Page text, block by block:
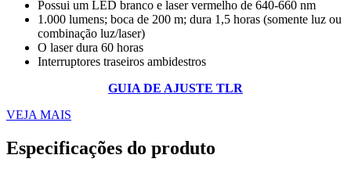
Possui um LED branco e laser vermelho de 640-660 nm
1.000 lumens; boca de 200 m; dura 1,5 horas (somente luz ou
combinação luz/laser)
O laser dura 60 horas
Interruptores traseiros ambidestros
GUIA DE AJUSTE TLR
VEJA MAIS
Especificações do produto